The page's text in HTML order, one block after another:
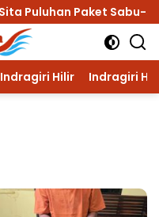
Paket Sabu-sabu
Indragiri Hilir Indragiri